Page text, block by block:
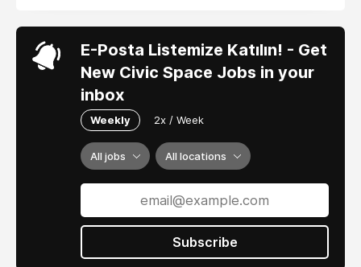
E-Posta Listemize Katılın! - Get
New Civic Space Jobs in your
inbox
Weekly 2x / Week
All jobs All locations
Subscribe